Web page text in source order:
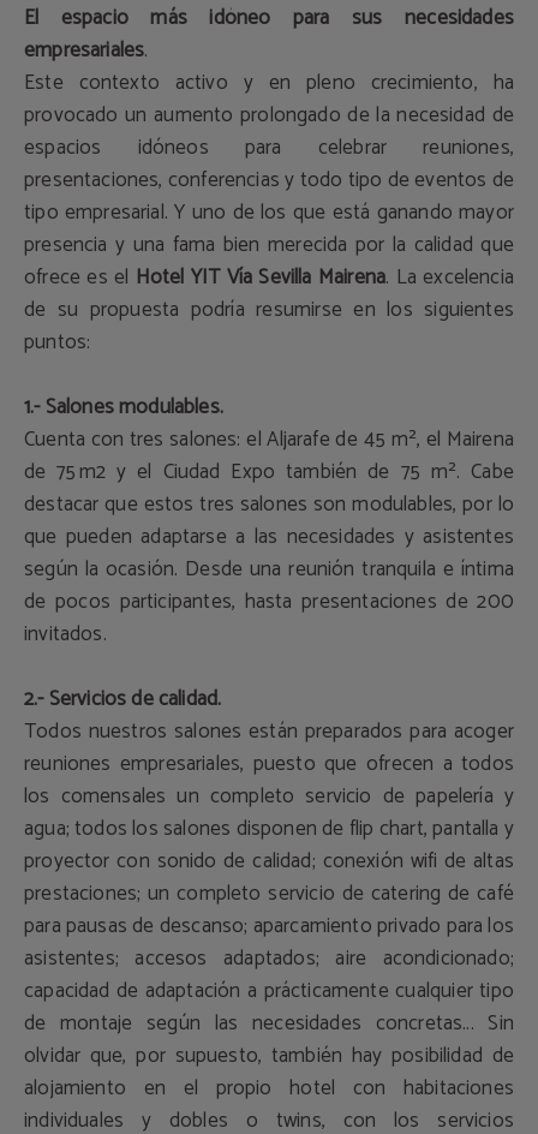
El espacio más idóneo para sus necesidades
empresariales.
Este contexto activo y en pleno crecimiento, ha
provocado un aumento prolongado de la necesidad de
espacios idóneos para celebrar reuniones,
presentaciones, conferencias y todo tipo de eventos de
tipo empresarial. Y uno de los que está ganando mayor
presencia y una fama bien merecida por la calidad que
ofrece es el Hotel YIT Vía Sevilla Mairena. La excelencia
de su propuesta podría resumirse en los siguientes
puntos:
1.- Salones modulables.
Cuenta con tres salones: el Aljarafe de 45 m², el Mairena
de 75 m2 y el Ciudad Expo también de 75 m². Cabe
destacar que estos tres salones son modulables, por lo
que pueden adaptarse a las necesidades y asistentes
según la ocasión. Desde una reunión tranquila e íntima
de pocos participantes, hasta presentaciones de 200
invitados.
2.- Servicios de calidad.
Todos nuestros salones están preparados para acoger
reuniones empresariales, puesto que ofrecen a todos
los comensales un completo servicio de papelería y
agua; todos los salones disponen de flip chart, pantalla y
proyector con sonido de calidad; conexión wifi de altas
prestaciones; un completo servicio de catering de café
para pausas de descanso; aparcamiento privado para los
asistentes; accesos adaptados; aire acondicionado;
capacidad de adaptación a prácticamente cualquier tipo
de montaje según las necesidades concretas... Sin
olvidar que, por supuesto, también hay posibilidad de
alojamiento en el propio hotel con habitaciones
individuales y dobles o twins, con los servicios